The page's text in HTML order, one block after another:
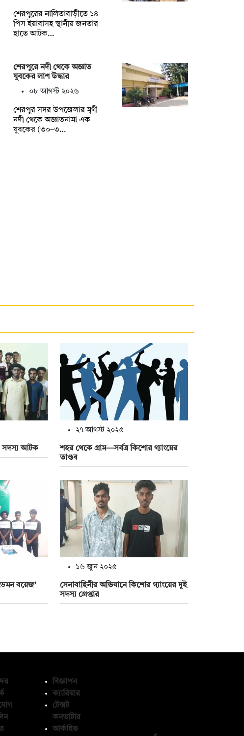
শেরপুরের নালিতাবাড়ীতে ১৪
পিস ইয়াবাসহ স্থানীয় জনতার
হাতে আটক…
শেরপুরে নদী থেকে অজ্ঞাত
যুবকের লাশ উদ্ধার
০৮ আগস্ট ২০২৬
শেরপুর সদর উপজেলার মৃগী
নদী থেকে অজ্ঞাতনামা এক
যুবকের (৩০–৩…
সদস্য আটক
২৭ আগস্ট ২০২৫
শহর থেকে গ্রাম—সর্বত্র কিশোর গ্যাংয়ের
তাণ্ডব
বয়েজ’
১৬ জুন ২০২৫
সেনাবাহিনীর অভিযানে কিশোর গ্যাংয়ের দুই
সদস্য গ্রেপ্তার
বিজ্ঞাপন
ক্যারিয়ার
টেক্সট
কনভার্টার
আর্কাইভ